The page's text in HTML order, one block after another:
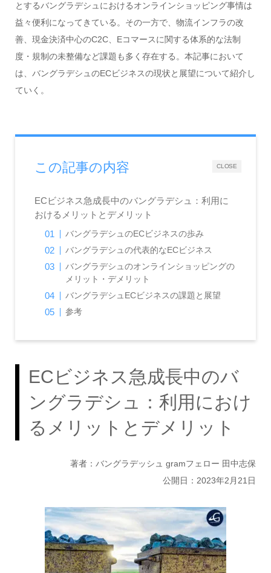
とするバングラデシュにおけるオンラインショッピング事情は
益々便利になってきている。その一方で、物流インフラの改
善、現金決済中心のC2C、Eコマースに関する体系的な法制
度・規制の未整備など課題も多く存在する。本記事において
は、バングラデシュのECビジネスの現状と展望について紹介し
ていく。
CLOSE
この記事の内容
ECビジネス急成長中のバングラデシュ：利用に
おけるメリットとデメリット
バングラデシュのECビジネスの歩み
バングラデシュの代表的なECビジネス
バングラデシュのオンラインショッピングの
メリット・デメリット
バングラデシュECビジネスの課題と展望
参考
ECビジネス急成長中のバ
ングラデシュ：利用におけ
るメリットとデメリット
著者：バングラデッシュ gramフェロー 田中志保
公開日：2023年2月21日